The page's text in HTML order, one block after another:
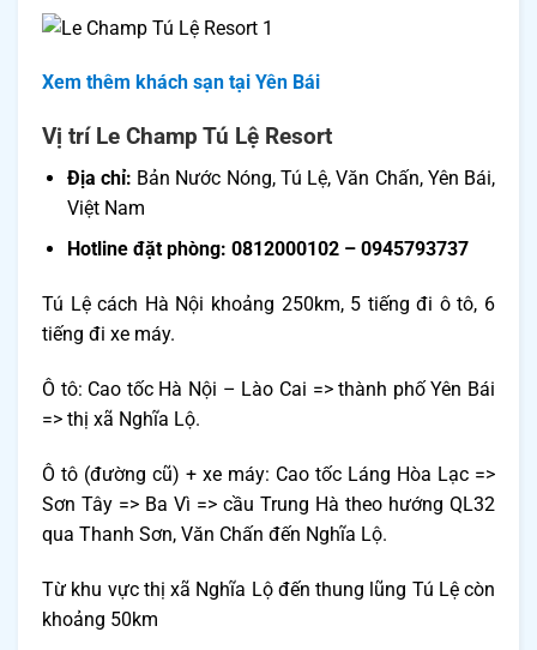
Xem thêm khách sạn tại Yên Bái
Vị trí Le Champ Tú Lệ Resort
Địa chỉ: Bản Nước Nóng, Tú Lệ, Văn Chấn, Yên Bái,
Việt Nam
Hotline đặt phòng: 0812000102 – 0945793737
Tú Lệ cách Hà Nội khoảng 250km, 5 tiếng đi ô tô, 6
tiếng đi xe máy.
Ô tô: Cao tốc Hà Nội – Lào Cai => thành phố Yên Bái
=> thị xã Nghĩa Lộ.
Ô tô (đường cũ) + xe máy: Cao tốc Láng Hòa Lạc =>
Sơn Tây => Ba Vì => cầu Trung Hà theo hướng QL32
qua Thanh Sơn, Văn Chấn đến Nghĩa Lộ.
Từ khu vực thị xã Nghĩa Lộ đến thung lũng Tú Lệ còn
khoảng 50km